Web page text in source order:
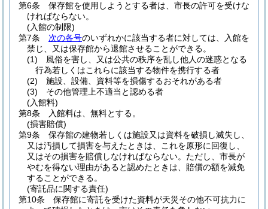
第6条
保存館を使用しようとする者は、市長の許可を受けな
ければならない。
(入館の制限)
第7条
次の各号のいずれかに該当する者に対しては、入館を
禁じ、又は保存館から退館させることができる。
(1)
風俗を害し、又は公共の秩序を乱し他人の迷惑となる
行為若しくはこれらに該当する物件を携行する者
(2)
施設、設備、資料等を損傷するおそれがある者
(3)
その他管理上不適当と認める者
(入館料)
第8条
入館料は、無料とする。
(損害賠償)
第9条
保存館の建物若しくは施設又は資料を破損し滅失し、
又は汚損して損害を与えたときは、これを原形に回復し、
又はその損害を賠償しなければならない。 ただし、市長が
やむを得ない理由があると認めたときは、賠償の額を減免
することができる。
(寄託品に関する責任)
第10条
保存館に寄託を受けた資料が天災その他不可抗力に